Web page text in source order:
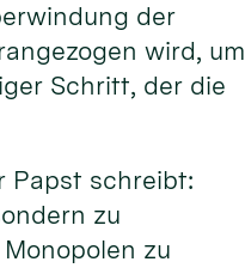
der
wird, um
Schritt, der die
Papst schreibt:
zu
zu